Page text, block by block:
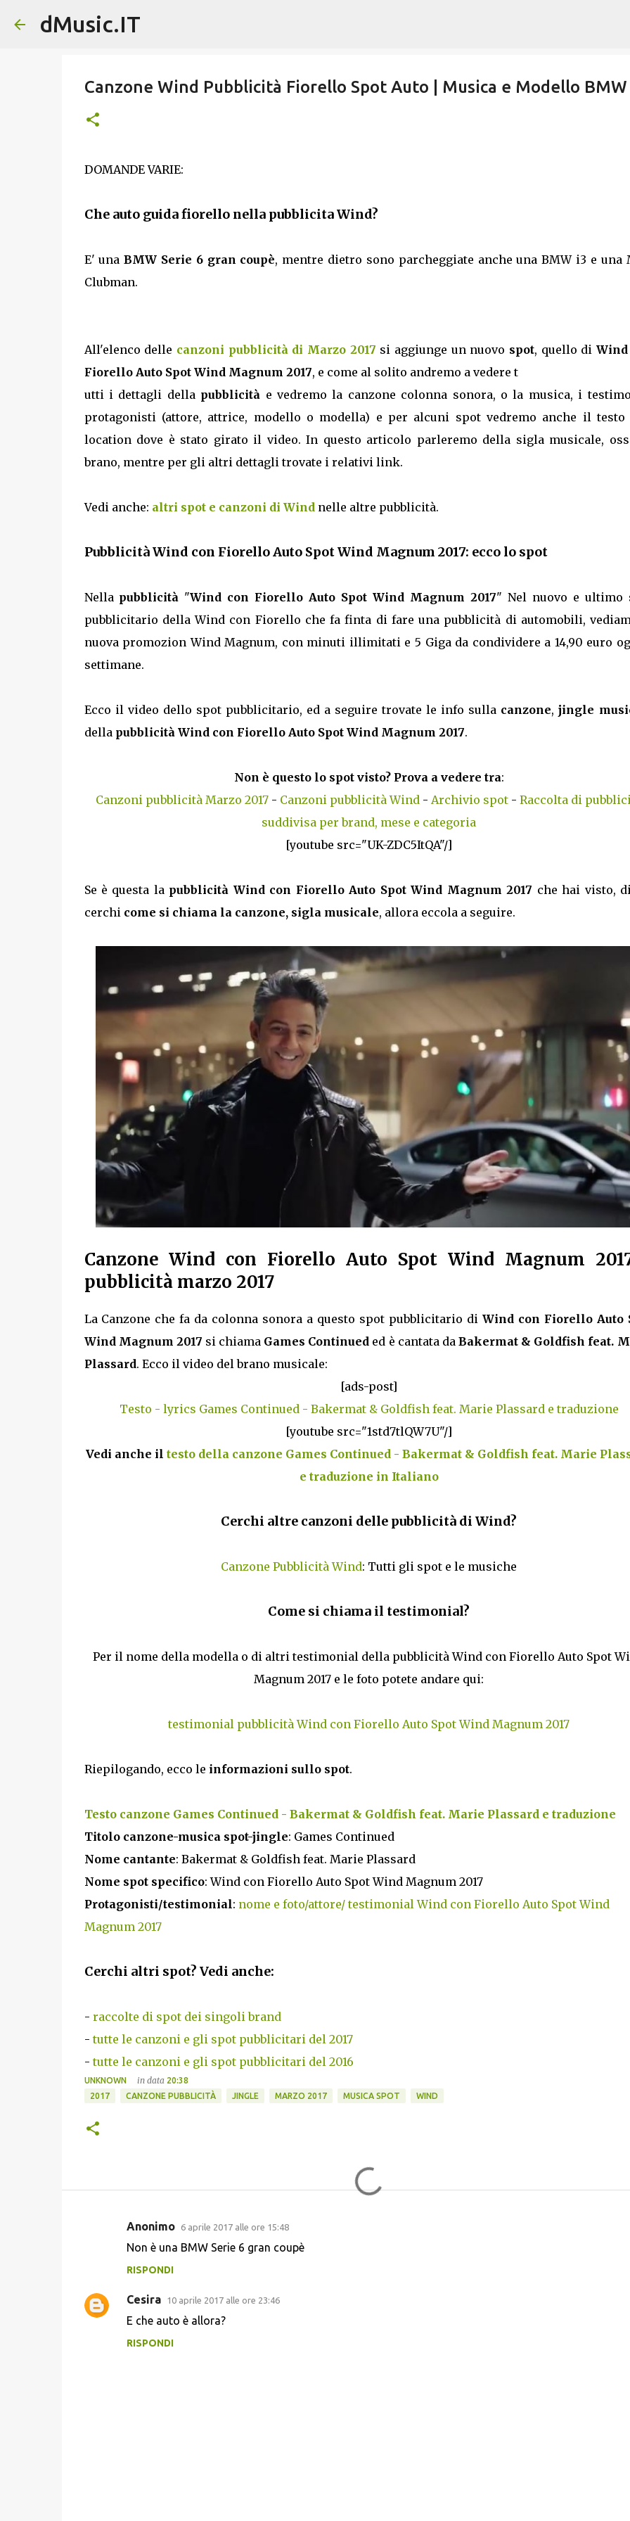
dMusic.IT
Canzone Wind Pubblicità Fiorello Spot Auto | Musica e Modello BMW
DOMANDE VARIE:
Che auto guida fiorello nella pubblicita Wind?
E' unaBMW Serie 6 gran coupè, mentre dietro sono parcheggiate anche una BMW i3 e una
Clubman.
All'elenco delle canzoni pubblicità di Marzo 2017 si aggiunge un nuovo spot, quello di
Fiorello Auto Spot Wind Magnum 2017, e come al solito andremo a vedere t
utti i dettagli della pubblicità e vedremo la canzone colonna sonora, o la musica, i
protagonisti (attore, attrice, modello o modella) e per alcuni spot vedremo anche il testo
location dove è stato girato il video. In questo articolo parleremo della sigla musicale,
brano, mentre per gli altri dettagli trovate i relativi link.
Vedi anche: altri spot e canzoni di Windnelle altre pubblicità.
Pubblicità Wind con Fiorello Auto Spot Wind Magnum 2017: ecco lo spot
Nella pubblicità "Wind con Fiorello Auto Spot Wind Magnum 2017" Nel nuovo e ultimo
pubblicitario della Wind con Fiorello che fa finta di fare una pubblicità di automobili,
nuova promozion Wind Magnum, con minuti illimitati e 5 Giga da condividere a 14,90 euro
settimane.
Ecco il video dello spot pubblicitario, ed a seguire trovate le info sulla canzone,jingle
della pubblicità Wind con Fiorello Auto Spot Wind Magnum 2017.
Non è questo lo spot visto? Prova a vedere tra:
Canzoni pubblicità Marzo 2017 - Canzoni pubblicità Wind - Archivio spot - Raccolta di
suddivisa per brand, mese e categoria
[youtube src="UK-ZDC5ItQA"/]
Se è questa la pubblicità Wind con Fiorello Auto Spot Wind Magnum 2017 che hai visto,
cerchi come si chiama la canzone, sigla musicale, allora eccola a seguire.
Canzone Wind con Fiorello Auto Spot Wind Magnum
pubblicità marzo 2017
La Canzone che fa da colonna sonora a questo spot pubblicitario di Wind con Fiorello Auto
Wind Magnum 2017 si chiama Games Continued ed è cantata da Bakermat & Goldfish feat.
Plassard. Ecco il video del brano musicale:
[ads-post]
Testo - lyrics Games Continued - Bakermat & Goldfish feat. Marie Plassard e traduzione
[youtube src="1std7tlQW7U"/]
Vedi anche il testo della canzone Games Continued - Bakermat & Goldfish feat. Marie
e traduzione in Italiano
Cerchi altre canzoni delle pubblicità di Wind?
Canzone Pubblicità Wind: Tutti gli spot e le musiche
Come si chiama il testimonial?
Per il nome della modella o di altri testimonial della pubblicità Wind con Fiorello Auto Spot
Magnum 2017 e le foto potete andare qui:
testimonial pubblicità Wind con Fiorello Auto Spot Wind Magnum 2017
Riepilogando, ecco le informazioni sullo spot.
Testo canzone Games Continued - Bakermat & Goldfish feat. Marie Plassard e traduzione
Titolo canzone-musica spot-jingle: Games Continued
Nome cantante: Bakermat & Goldfish feat. Marie Plassard
Nome spot specifico: Wind con Fiorello Auto Spot Wind Magnum 2017
Protagonisti/testimonial: nome e foto/attore/ testimonial Wind con Fiorello Auto Spot Wind
Magnum 2017
Cerchi altri spot? Vedi anche:
- raccolte di spot dei singoli brand
-tutte le canzoni e gli spot pubblicitari del 2017
-tutte le canzoni e gli spot pubblicitari del 2016
UNKNOWN in data 20:38
2017
CANZONE PUBBLICITÀ JINGLE MARZO 2017 MUSICA SPOT WIND
m
e
Anonimo 6 aprile 2017 alle ore 15:48
Non è una BMW Serie 6 gran coupè
RISPONDI
Cesira 10 aprile 2017 alle ore 23:46
E che auto è allora?
RISPONDI